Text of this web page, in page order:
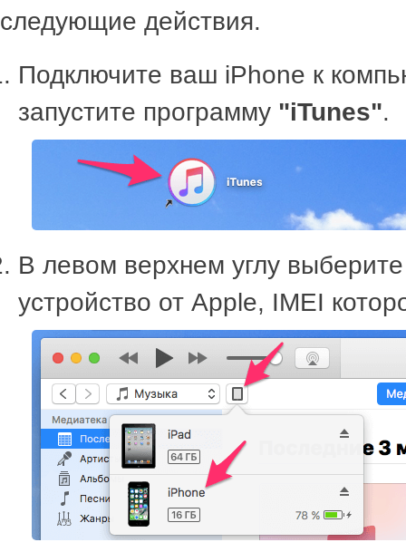
следующие действия.
Подключите ваш iPhone к
запустите программу "iTunes".
В левом верхнем углу
устройство от Apple, IMEI